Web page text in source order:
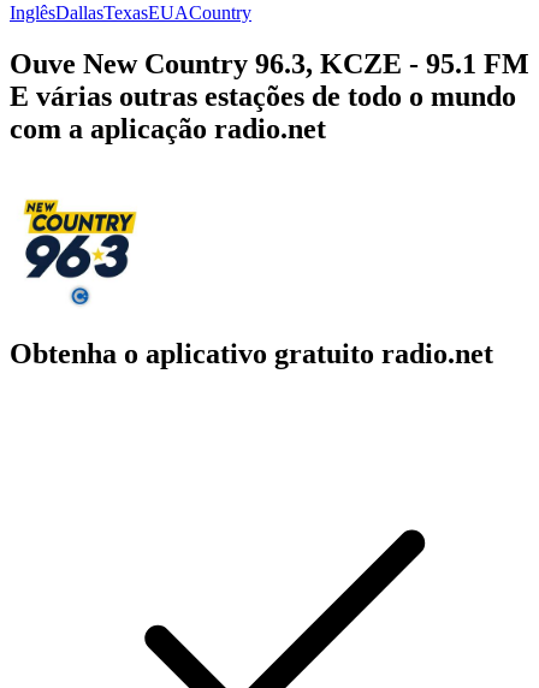
InglêsDallasTexasEUACountry
Ouve New Country 96.3, KCZE - 95.1 FM
E várias outras estações de todo o mundo
com a aplicação radio.net
Obtenha o aplicativo gratuito radio.net